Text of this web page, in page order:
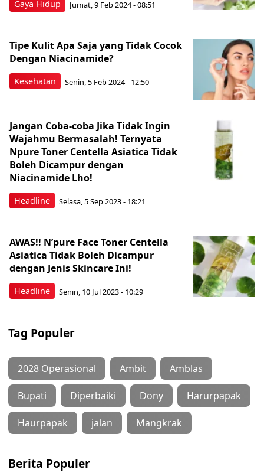
Gaya Hidup Jumat, 9 Feb 2024 - 08:51
Kesehatan
Tipe Kulit Apa Saja yang Tidak Cocok
Dengan Niacinamide?
Senin, 5 Feb 2024 - 12:50
Headline
Jangan Coba-coba Jika Tidak Ingin
Wajahmu Bermasalah! Ternyata
Npure Toner Centella Asiatica Tidak
Boleh Dicampur dengan
Niacinamide Lho!
Selasa, 5 Sep 2023 - 18:21
Headline
AWAS!! N’pure Face Toner Centella
Asiatica Tidak Boleh Dicampur
dengan Jenis Skincare Ini!
Senin, 10 Jul 2023 - 10:29
Tag Populer
2028 Operasional Ambit Amblas
Bupati Diperbaiki Dony Harurpapak
Haurpapak jalan Mangkrak
Berita Populer